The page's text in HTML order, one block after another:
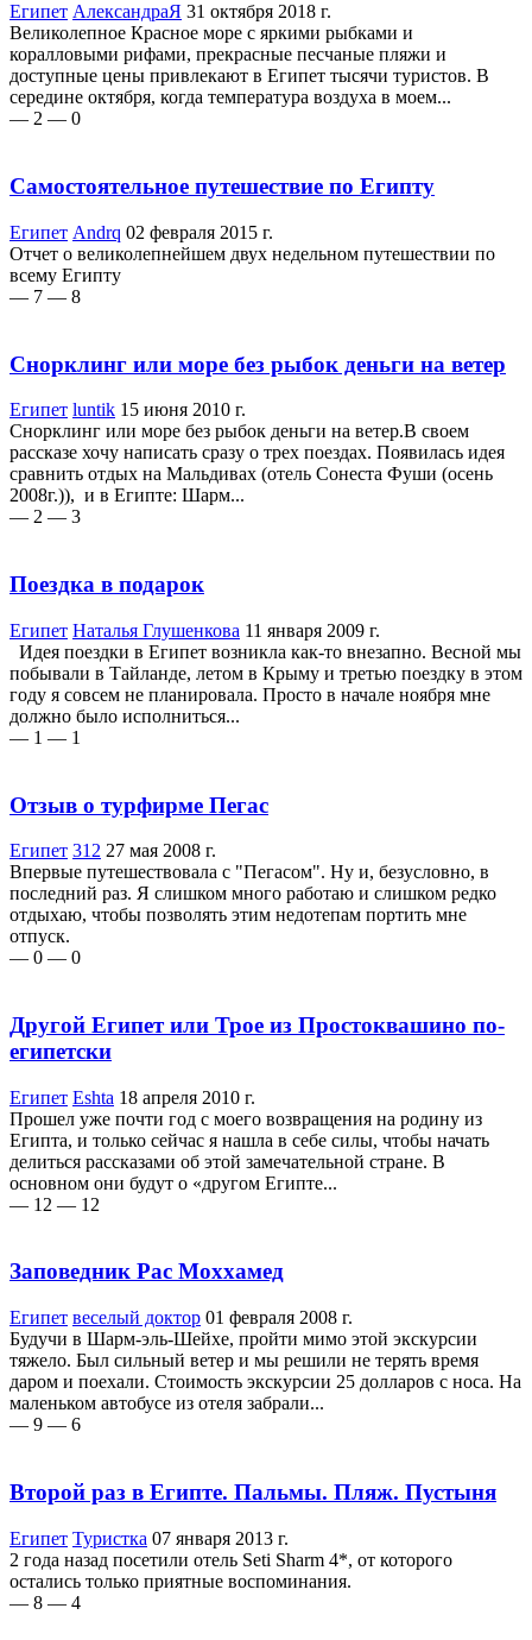
Египет АлександраЯ 31 октября 2018 г.
Великолепное Красное море с яркими рыбками и
коралловыми рифами, прекрасные песчаные пляжи и
доступные цены привлекают в Египет тысячи туристов. В
середине октября, когда температура воздуха в моем...
— 2 — 0
Самостоятельное путешествие по Египту
Египет Andrq 02 февраля 2015 г.
Отчет о великолепнейшем двух недельном путешествии по
всему Египту
— 7 — 8
Снорклинг или море без рыбок деньги на ветер
Египет luntik 15 июня 2010 г.
Снорклинг или море без рыбок деньги на ветер.В своем
рассказе хочу написать сразу о трех поездах. Появилась идея
сравнить отдых на Мальдивах (отель Сонеста Фуши (осень
2008г.)), и в Египте: Шарм...
— 2 — 3
Поездка в подарок
Египет Наталья Глушенкова 11 января 2009 г.
Идея поездки в Египет возникла как-то внезапно. Весной мы
побывали в Тайланде, летом в Крыму и третью поездку в этом
году я совсем не планировала. Просто в начале ноября мне
должно было исполниться...
— 1 — 1
Отзыв о турфирме Пегас
Египет 312 27 мая 2008 г.
Впервые путешествовала с "Пегасом". Ну и, безусловно, в
последний раз. Я слишком много работаю и слишком редко
отдыхаю, чтобы позволять этим недотепам портить мне
отпуск.
— 0 — 0
Другой Египет или Трое из Простоквашино по-
египетски
Египет Eshta 18 апреля 2010 г.
Прошел уже почти год с моего возвращения на родину из
Египта, и только сейчас я нашла в себе силы, чтобы начать
делиться рассказами об этой замечательной стране. В
основном они будут о «другом Египте...
— 12 — 12
Заповедник Рас Моххамед
Египет веселый доктор 01 февраля 2008 г.
Будучи в Шарм-эль-Шейхе, пройти мимо этой экскурсии
тяжело. Был сильный ветер и мы решили не терять время
даром и поехали. Стоимость экскурсии 25 долларов с носа. На
маленьком автобусе из отеля забрали...
— 9 — 6
Второй раз в Египте. Пальмы. Пляж. Пустыня
Египет Туpиcтка 07 января 2013 г.
2 года назад посетили отель Seti Sharm 4*, от которого
остались только приятные воспоминания.
— 8 — 4